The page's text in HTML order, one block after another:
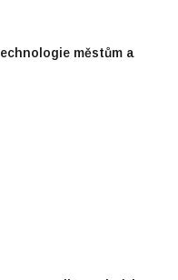
městům a